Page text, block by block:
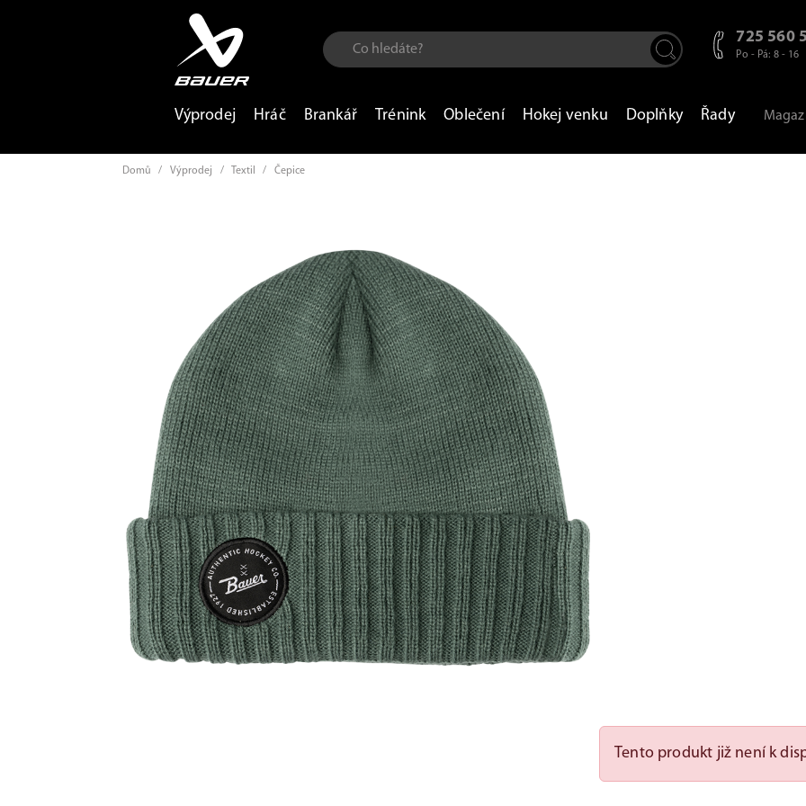
725 560
Po - Pá: 8 - 16
Výprodej Hráč Brankář Trénink Oblečení Hokej venku Doplňky Řady
Domů / Výprodej / Textil / Čepice
Tento produkt již není k